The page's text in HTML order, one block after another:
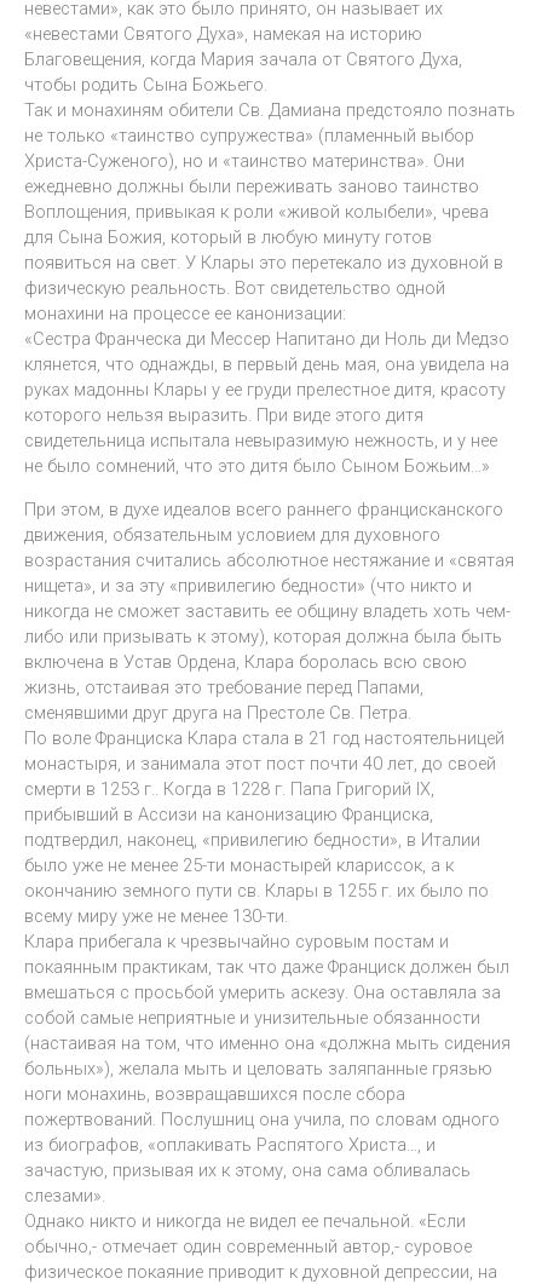
невестами», как это было принято, он называет их
«невестами Святого Духа», намекая на историю
Благовещения, когда Мария зачала от Святого Духа,
чтобы родить Сына Божьего.
Так и монахиням обители Св. Дамиана предстояло познать
не только «таинство супружества» (пламенный выбор
Христа-Суженого), но и «таинство материнства». Они
ежедневно должны были переживать заново таинство
Воплощения, привыкая к роли «живой колыбели», чрева
для Сына Божия, который в любую минуту готов
появиться на свет. У Клары это перетекало из духовной в
физическую реальность. Вот свидетельство одной
монахини на процессе ее канонизации:
«Сестра Франческа ди Мессер Напитано ди Ноль ди Медзо
клянется, что однажды, в первый день мая, она увидела на
руках мадонны Клары у ее груди прелестное дитя, красоту
которого нельзя выразить. При виде этого дитя
свидетельница испытала невыразимую нежность, и у нее
не было сомнений, что это дитя было Сыном Божьим…»
При этом, в духе идеалов всего раннего францисканского
движения, обязательным условием для духовного
возрастания считались абсолютное нестяжание и «святая
нищета», и за эту «привилегию бедности» (что никто и
никогда не сможет заставить ее общину владеть хоть чем-
либо или призывать к этому), которая должна была быть
включена в Устав Ордена, Клара боролась всю свою
жизнь, отстаивая это требование перед Папами,
сменявшими друг друга на Престоле Св. Петра.
По воле Франциска Клара стала в 21 год настоятельницей
монастыря, и занимала этот пост почти 40 лет, до своей
смерти в 1253 г.. Когда в 1228 г. Папа Григорий IX,
прибывший в Ассизи на канонизацию Франциска,
подтвердил, наконец, «привилегию бедности», в Италии
было уже не менее 25-ти монастырей клариссок, а к
окончанию земного пути св. Клары в 1255 г. их было по
всему миру уже не менее 130-ти.
Клара прибегала к чрезвычайно суровым постам и
покаянным практикам, так что даже Франциск должен был
вмешаться с просьбой умерить аскезу. Она оставляла за
собой самые неприятные и унизительные обязанности
(настаивая на том, что именно она «должна мыть сидения
больных»), желала мыть и целовать заляпанные грязью
ноги монахинь, возвращавшихся после сбора
пожертвований. Послушниц она учила, по словам одного
из биографов, «оплакивать Распятого Христа…, и
зачастую, призывая их к этому, она сама обливалась
слезами».
Однако никто и никогда не видел ее печальной. «Если
обычно,- отмечает один современный автор,- суровое
физическое покаяние приводит к духовной депрессии, на